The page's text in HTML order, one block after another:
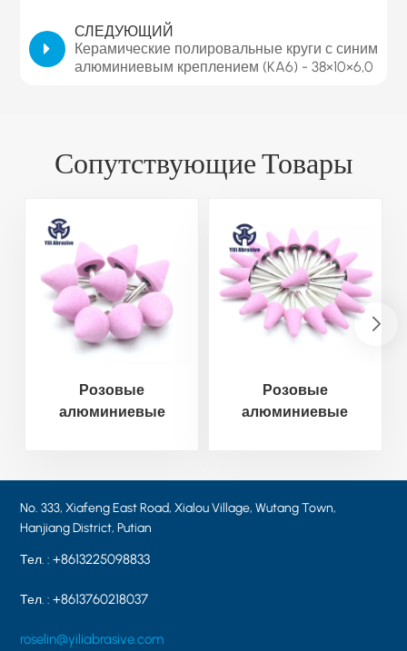
СЛЕДУЮЩИЙ
Керамические полировальные круги с синим
алюминиевым креплением (KA6) - 38×10×6,0
Сопутствующие Товары
Розовые
алюминиевые
Розовые
алюминиевые
No. 333, Xiafeng East Road, Xialou Village, Wutang Town,
Hanjiang District, Putian
Тел. :+8613225098833
Тел. :+8613760218037
roselin@yiliabrasive.com